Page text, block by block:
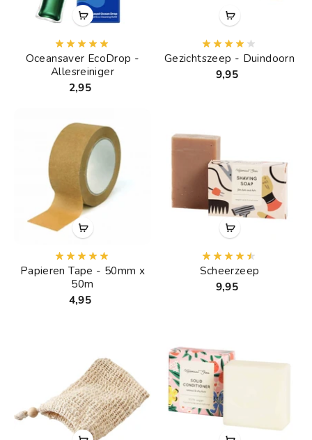
Oceansaver EcoDrop -
Allesreiniger
2,95
Gezichtszeep - Duindoorn
9,95
Papieren Tape - 50mm x
50m
4,95
Scheerzeep
9,95